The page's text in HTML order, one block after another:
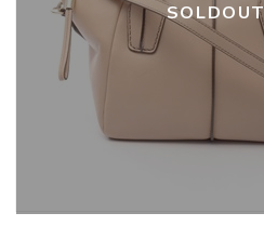
SOLDOUT